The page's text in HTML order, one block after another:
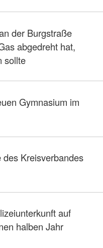
der Burgstraße
abgedreht hat,
sollte
Gymnasium im
Kreisverbandes
auf
halben Jahr